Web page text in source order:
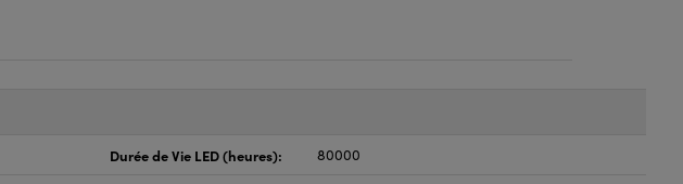
Durée de Vie LED (heures): 80000